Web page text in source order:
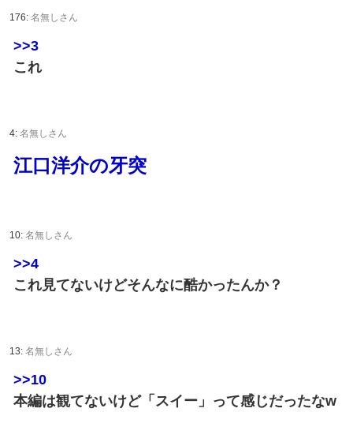
176: 名無しさん
>>3
これ
4: 名無しさん
江口洋介の牙突
10: 名無しさん
>>4
これ見てないけどそんなに酷かったんか？
13: 名無しさん
>>10
本編は観てないけど「スイー」って感じだったなw